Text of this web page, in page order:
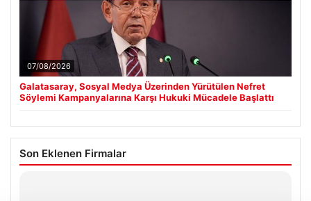
07/08/2026
Galatasaray, Sosyal Medya Üzerinden Yürütülen Nefret
Söylemi Kampanyalarına Karşı Hukuki Mücadele Başlattı
Son Eklenen Firmalar